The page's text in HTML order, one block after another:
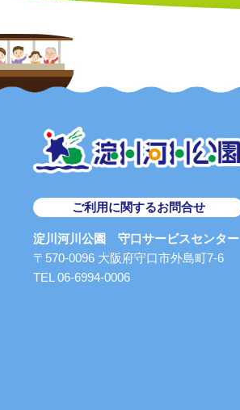
ご利用に関するお問合せ
淀川河川公園 守口サービスセンター
〒570-0096 大阪府守口市外島町7-6
TEL 06-6994-0006